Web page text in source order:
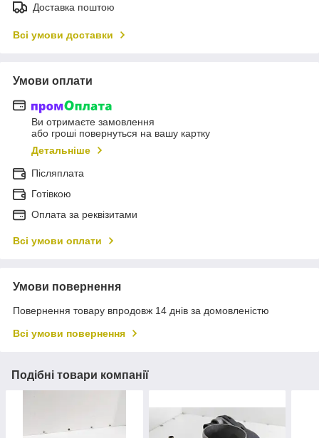
Доставка поштою
Всі умови доставки
Умови оплати
Ви отримаєте замовлення
або гроші повернуться на вашу картку
Детальніше
Післяплата
Готівкою
Оплата за реквізитами
Всі умови оплати
Умови повернення
Повернення товару впродовж 14 днів за домовленістю
Всі умови повернення
Подібні товари компанії